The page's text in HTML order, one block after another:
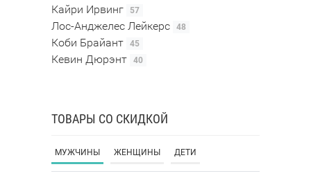
Кайри Ирвинг 57
Лос-Анджелес Лейкерс 48
Коби Брайант 45
Кевин Дюрэнт 40
ТОВАРЫ СО СКИДКОЙ
МУЖЧИНЫ ЖЕНЩИНЫ ДЕТИ